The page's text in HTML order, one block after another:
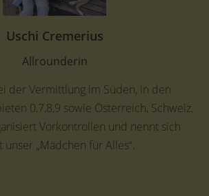
Uschi Cremerius
Allrounderin
der Vermittlung im Süden, in den
0,7,8,9 sowie Österreich, Schweiz,
Vorkontrollen und nennt sich
unser „Mädchen für Alles“.